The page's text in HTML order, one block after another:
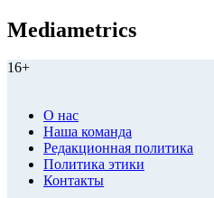
Mediametrics
16+
О нас
Наша команда
Редакционная политика
Политика этики
Контакты